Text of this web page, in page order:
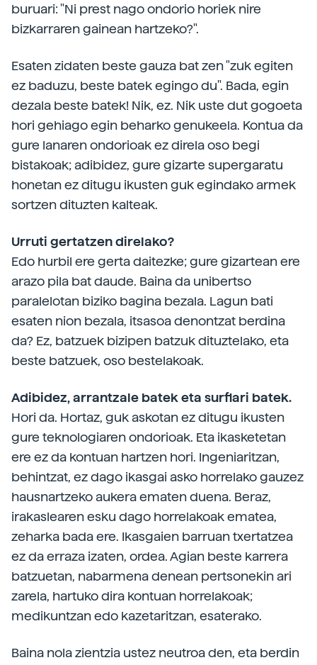
buruari: "Ni prest nago ondorio horiek nire
bizkarraren gainean hartzeko?".
Esaten zidaten beste gauza bat zen "zuk egiten
ez baduzu, beste batek egingo du". Bada, egin
dezala beste batek! Nik, ez. Nik uste dut gogoeta
hori gehiago egin beharko genukeela. Kontua da
gure lanaren ondorioak ez direla oso begi
bistakoak; adibidez, gure gizarte supergaratu
honetan ez ditugu ikusten guk egindako armek
sortzen dituzten kalteak.
Urruti gertatzen direlako?
Edo hurbil ere gerta daitezke; gure gizartean ere
arazo pila bat daude. Baina da unibertso
paralelotan biziko bagina bezala. Lagun bati
esaten nion bezala, itsasoa denontzat berdina
da? Ez, batzuek bizipen batzuk dituztelako, eta
beste batzuek, oso bestelakoak.
Adibidez, arrantzale batek eta surflari batek.
Hori da. Hortaz, guk askotan ez ditugu ikusten
gure teknologiaren ondorioak. Eta ikasketetan
ere ez da kontuan hartzen hori. Ingeniaritzan,
behintzat, ez dago ikasgai asko horrelako gauzez
hausnartzeko aukera ematen duena. Beraz,
irakaslearen esku dago horrelakoak ematea,
zeharka bada ere. Ikasgaien barruan txertatzea
ez da erraza izaten, ordea. Agian beste karrera
batzuetan, nabarmena denean pertsonekin ari
zarela, hartuko dira kontuan horrelakoak;
medikuntzan edo kazetaritzan, esaterako.
Baina nola zientzia ustez neutroa den, eta berdin